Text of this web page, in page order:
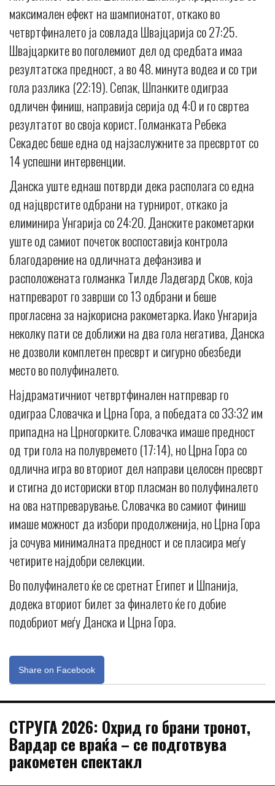
максимален ефект на шампионатот, откако во
четвртфиналето ја совлада Швајцарија со 27:25.
Швајцарките во поголемиот дел од средбата имаа
резултатска предност, а во 48. минута водеа и со три
гола разлика (22:19). Сепак, Шпанките одиграа
одличен финиш, направија серија од 4:0 и го свртеа
резултатот во своја корист. Голманката Ребека
Секадес беше една од најзаслужните за пресвртот со
14 успешни интервенции.
Данска уште еднаш потврди дека располага со една
од најцврстите одбрани на турнирот, откако ја
елиминира Унгарија со 24:20. Данските ракометарки
уште од самиот почеток воспоставија контрола
благодарение на одличната дефанзива и
расположената голманка Тилде Ладегард Сков, која
натпреварот го заврши со 13 одбрани и беше
прогласена за најкорисна ракометарка. Иако Унгарија
неколку пати се доближи на два гола негатива, Данска
не дозволи комплетен пресврт и сигурно обезбеди
место во полуфиналето.
Најдраматичниот четвртфинален натпревар го
одиграа Словачка и Црна Гора, а победата со 33:32 им
припадна на Црногорките. Словачка имаше предност
од три гола на полувремето (17:14), но Црна Гора со
одлична игра во вториот дел направи целосен пресврт
и стигна до историски втор пласман во полуфиналето
на ова натпреварување. Словачка во самиот финиш
имаше можност да избори продолженија, но Црна Гора
ја сочува минималната предност и се пласира меѓу
четирите најдобри селекции.
Во полуфиналето ќе се сретнат Египет и Шпанија,
додека вториот билет за финалето ќе го добие
подобриот меѓу Данска и Црна Гора.
Share on Facebook
СТРУГА 2026: Охрид го брани тронот,
Вардар се враќа – се подготвува
ракометен спектакл